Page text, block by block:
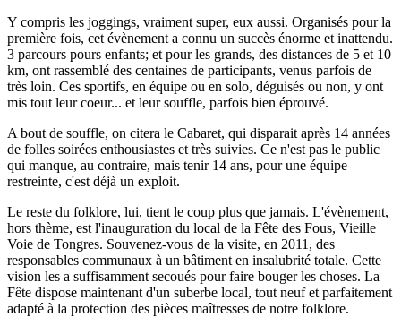
Y compris les joggings, vraiment super, eux aussi. Organisés pour la
première fois, cet évènement a connu un succès énorme et inattendu.
3 parcours pours enfants; et pour les grands, des distances de 5 et 10
km, ont rassemblé des centaines de participants, venus parfois de
très loin. Ces sportifs, en équipe ou en solo, déguisés ou non, y ont
mis tout leur coeur... et leur souffle, parfois bien éprouvé.
A bout de souffle, on citera le Cabaret, qui disparait après 14 années
de folles soirées enthousiastes et très suivies. Ce n'est pas le public
qui manque, au contraire, mais tenir 14 ans, pour une équipe
restreinte, c'est déjà un exploit.
Le reste du folklore, lui, tient le coup plus que jamais. L'évènement,
hors thème, est l'inauguration du local de la Fête des Fous, Vieille
Voie de Tongres. Souvenez-vous de la visite, en 2011, des
responsables communaux à un bâtiment en insalubrité totale. Cette
vision les a suffisamment secoués pour faire bouger les choses. La
Fête dispose maintenant d'un suberbe local, tout neuf et parfaitement
adapté à la protection des pièces maîtresses de notre folklore.